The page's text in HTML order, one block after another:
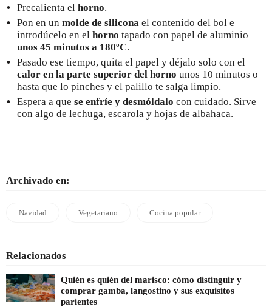
Precalienta el horno.
Pon en un molde de silicona el contenido del bol e
introdúcelo en el horno tapado con papel de aluminio
unos 45 minutos a 180ºC.
Pasado ese tiempo, quita el papel y déjalo solo con el
calor en la parte superior del horno unos 10 minutos o
hasta que lo pinches y el palillo te salga limpio.
Espera a que se enfríe y desmóldalo con cuidado. Sirve
con algo de lechuga, escarola y hojas de albahaca.
Archivado en:
Navidad Vegetariano Cocina popular
Relacionados
Quién es quién del marisco: cómo distinguir y
comprar gamba, langostino y sus exquisitos
parientes